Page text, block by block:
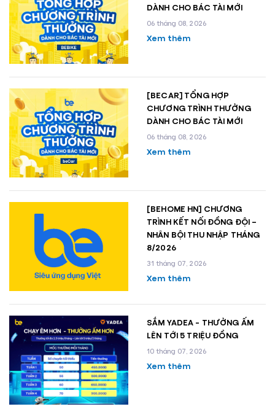
DÀNH CHO BÁC TÀI MỚI
06 tháng 08, 2026
Xem thêm
[BECAR] TỔNG HỢP
CHƯƠNG TRÌNH THƯỞNG
DÀNH CHO BÁC TÀI MỚI
06 tháng 08, 2026
Xem thêm
[BEHOME HN] CHƯƠNG
TRÌNH KẾT NỐI ĐỒNG ĐỘI –
NHÂN BỘI THU NHẬP THÁNG
8/2026
31 tháng 07, 2026
Xem thêm
SẮM YADEA - THƯỞNG ẤM
LÊN TỚI 5 TRIỆU ĐỒNG
10 tháng 07, 2026
Xem thêm